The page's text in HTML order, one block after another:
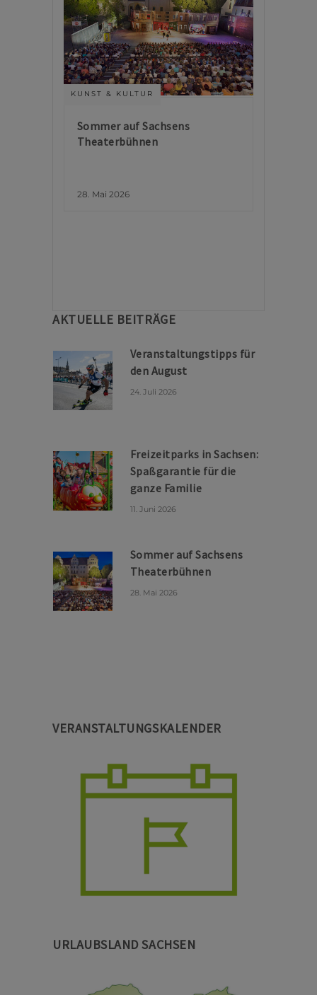
KUNST & KULTUR
Sommer auf Sachsens
Theaterbühnen
28. Mai 2026
AKTUELLE BEITRÄGE
Veranstaltungstipps für
den August
24. Juli 2026
Freizeitparks in Sachsen:
Spaßgarantie für die
ganze Familie
11. Juni 2026
Sommer auf Sachsens
Theaterbühnen
28. Mai 2026
VERANSTALTUNGSKALENDER
URLAUBSLAND SACHSEN